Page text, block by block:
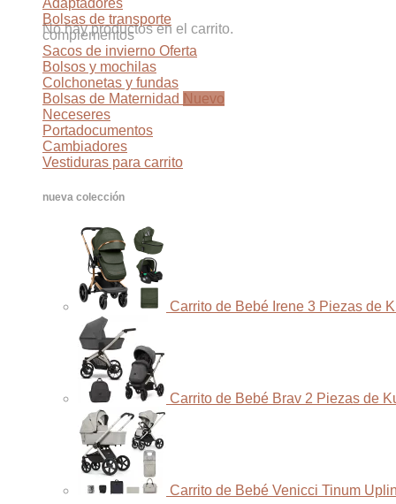
No hay productos en el carrito.
Bolsas de transporte
complementos
Sacos de invierno
Bolsos y mochilas
Colchonetas y fundas
Bolsas de Maternidad
Neceseres
Portadocumentos
Cambiadores
Vestiduras para carrito
nueva colección
Carrito de Bebé Irene 3 Piezas de
Carrito de Bebé Brav 2 Piezas de
Carrito de Bebé Venicci Tinum